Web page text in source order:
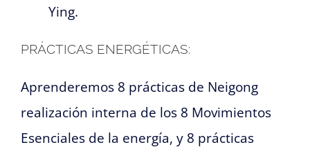
Ying.
PRÁCTICAS ENERGÉTICAS:
Aprenderemos 8 prácticas de Neigong
realización interna de los 8 Movimientos
Esenciales de la energía, y 8 prácticas